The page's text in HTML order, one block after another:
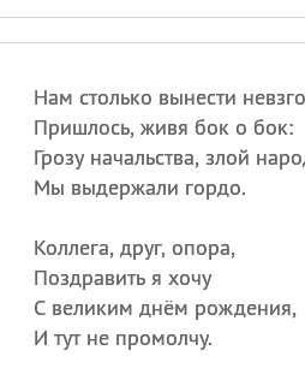
Нам столько вынести
Пришлось, живя бок о бок:
Грозу начальства, злой
Мы выдержали гордо.
Коллега, друг, опора,
Поздравить я хочу
С великим днём рождения,
И тут не промолчу.